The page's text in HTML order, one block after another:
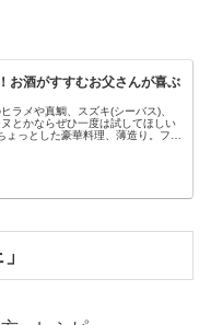
お酒がすすむお父さんが喜ぶ
ラメや真鯛、スズキ(シーバス)、
とかならぜひ一度は試してほしい
ょっとした豪華料理、薄造り。フグ